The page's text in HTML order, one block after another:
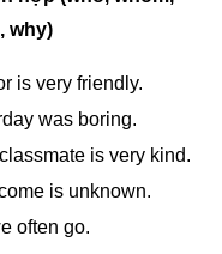
why)
is very friendly.
was boring.
is very kind.
is unknown.
often go.